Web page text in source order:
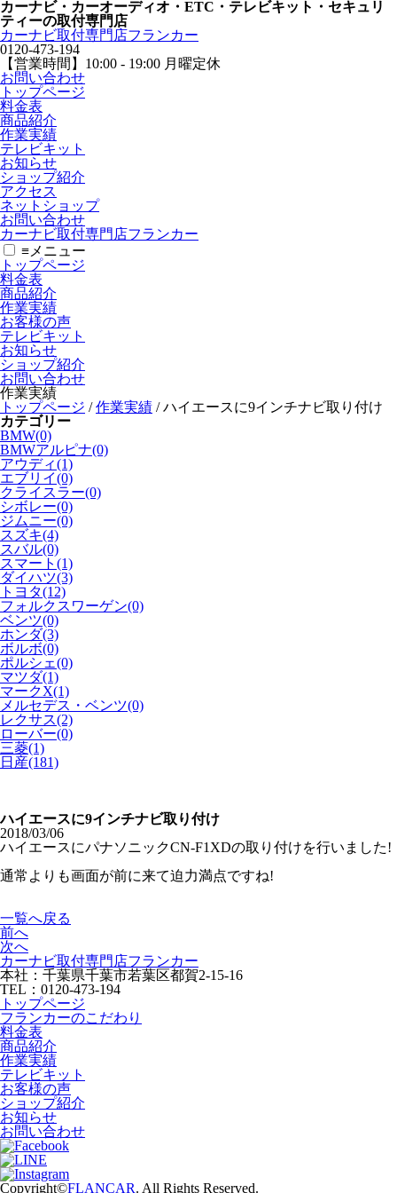
カーナビ・カーオーディオ・ETC・テレビキット・セキュリ
ティーの取付専門店
カーナビ取付専⾨店フランカー
0120-473-194
【営業時間】 10:00 - 19:00 月曜定休
お問い合わせ
トップページ
料金表
商品紹介
作業実績
テレビキット
お知らせ
ショップ紹介
アクセス
ネットショップ
お問い合わせ
カーナビ取付専⾨店フランカー
≡ メニュー
トップページ
料金表
商品紹介
作業実績
お客様の声
テレビキット
お知らせ
ショップ紹介
お問い合わせ
作業実績
トップページ /作業実績 /ハイエースに9インチナビ取り付け
カテゴリー
BMW(0)
BMWアルピナ(0)
アウディ(1)
エブリイ(0)
クライスラー(0)
シボレー(0)
ジムニー(0)
スズキ(4)
スバル(0)
スマート(1)
ダイハツ(3)
トヨタ(12)
フォルクスワーゲン(0)
ベンツ(0)
ホンダ(3)
ボルボ(0)
ポルシェ(0)
マツダ(1)
マークX(1)
メルセデス・ベンツ(0)
レクサス(2)
ローバー(0)
三菱(1)
日産(181)
ハイエースに9インチナビ取り付け
2018/03/06
ハイエースにパナソニックCN-F1XDの取り付けを行いました!
通常よりも画面が前に来て迫力満点ですね!
一覧へ戻る
前へ
次へ
カーナビ取付専⾨店フランカー
本社：千葉県千葉市若葉区都賀2-15-16
TEL：0120-473-194
トップページ
フランカーのこだわり
料金表
商品紹介
作業実績
テレビキット
お客様の声
ショップ紹介
お知らせ
お問い合わせ
Copyright©FLANCAR. All Rights Reserved.